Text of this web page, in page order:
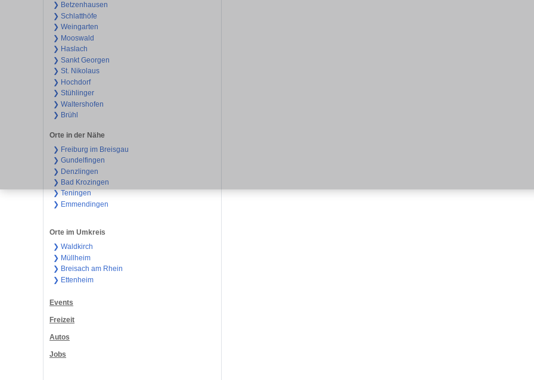
❯ Betzenhausen
❯ Schlatthöfe
❯ Weingarten
❯ Mooswald
❯ Haslach
❯ Sankt Georgen
❯ St. Nikolaus
❯ Hochdorf
❯ Stühlinger
❯ Waltershofen
❯ Brühl
Orte in der Nähe
❯ Freiburg im Breisgau
❯ Gundelfingen
❯ Denzlingen
❯ Bad Krozingen
❯ Teningen
❯ Emmendingen
Orte im Umkreis
❯ Waldkirch
❯ Müllheim
❯ Breisach am Rhein
❯ Ettenheim
Events
Freizeit
Autos
Jobs